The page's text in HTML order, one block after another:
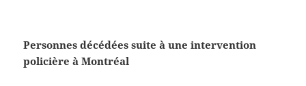
Personnes décédées suite à une intervention
policière à Montréal